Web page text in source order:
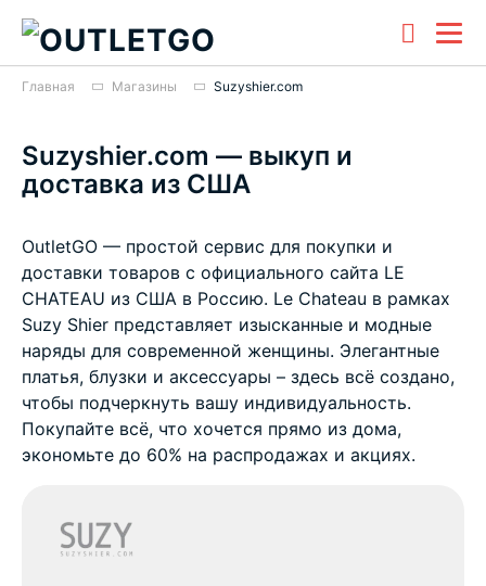
Главная Магазины Suzyshier.com
Suzyshier.com — выкуп и
доставка из США
OutletGO — простой сервис для покупки и
доставки товаров с официального сайта LE
CHATEAU из США в Россию. Le Chateau в рамках
Suzy Shier представляет изысканные и модные
наряды для современной женщины. Элегантные
платья, блузки и аксессуары – здесь всё создано,
чтобы подчеркнуть вашу индивидуальность.
Покупайте всё, что хочется прямо из дома,
экономьте до 60% на распродажах и акциях.